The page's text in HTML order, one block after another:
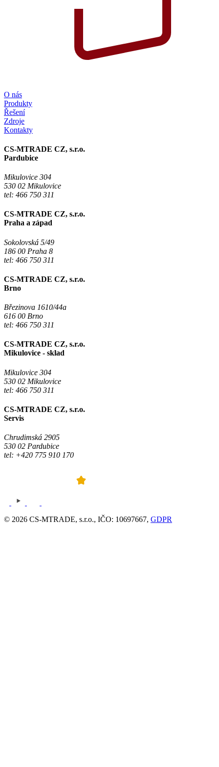
O nás
Produkty
Řešení
Zdroje
Kontakty
CS-MTRADE CZ, s.r.o.
Pardubice
Mikulovice 304
530 02 Mikulovice
tel: 466 750 311
CS-MTRADE CZ, s.r.o.
Praha a západ
Sokolovská 5/49
186 00 Praha 8
tel: 466 750 311
CS-MTRADE CZ, s.r.o.
Brno
Březinova 1610/44a
616 00 Brno
tel: 466 750 311
CS-MTRADE CZ, s.r.o.
Mikulovice - sklad
Mikulovice 304
530 02 Mikulovice
tel: 466 750 311
CS-MTRADE CZ, s.r.o.
Servis
Chrudimská 2905
530 02 Pardubice
tel: +420 775 910 170
© 2026 CS-MTRADE, s.r.o., IČO: 10697667, GDPR